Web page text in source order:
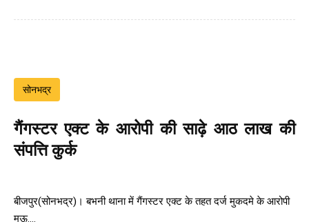
सोनभद्र
गैंगस्टर एक्ट के आरोपी की साढ़े आठ लाख की
संपत्ति कुर्क
बीजपुर(सोनभद्र)। बभनी थाना में गैंगस्टर एक्ट के तहत दर्ज मुकदमे के आरोपी
मऊ....